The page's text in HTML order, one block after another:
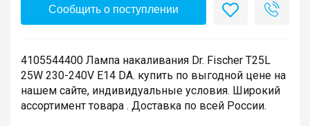
Сообщить о поступлении
4105544400 Лампа накаливания Dr. Fischer T25L
25W 230-240V E14 DA. купить по выгодной цене на
нашем сайте, индивидуальные условия. Широкий
ассортимент товара . Доставка по всей России.